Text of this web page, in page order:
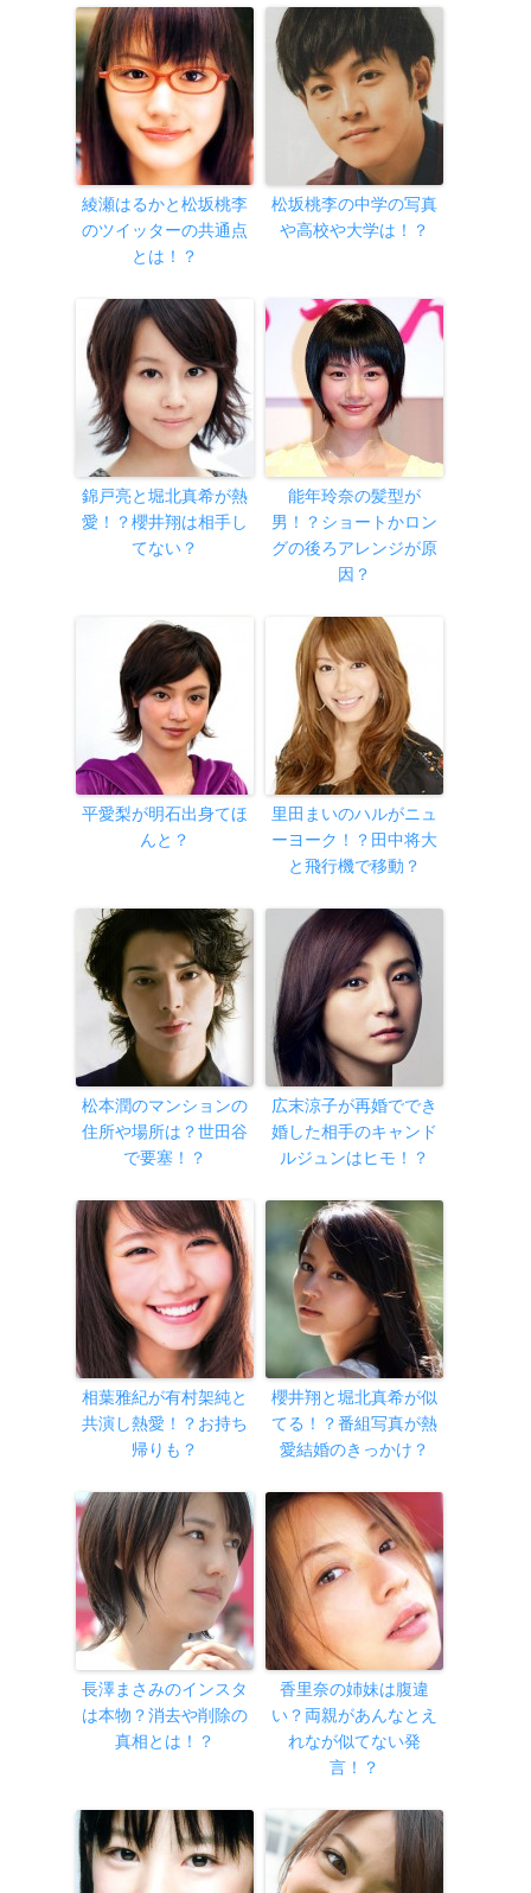
綾瀬はるかと松坂桃李
のツイッターの共通点
とは！？
松坂桃李の中学の写真
や高校や大学は！？
錦戸亮と堀北真希が熱
愛！？櫻井翔は相手し
てない？
能年玲奈の髪型が
男！？ショートかロン
グの後ろアレンジが原
因？
平愛梨が明石出身てほ
んと？
里田まいのハルがニュ
ーヨーク！？田中将大
と飛行機で移動？
松本潤のマンションの
住所や場所は？世田谷
で要塞！？
広末涼子が再婚ででき
婚した相手のキャンド
ルジュンはヒモ！？
相葉雅紀が有村架純と
共演し熱愛！？お持ち
帰りも？
櫻井翔と堀北真希が似
てる！？番組写真が熱
愛結婚のきっかけ？
長澤まさみのインスタ
は本物？消去や削除の
真相とは！？
香里奈の姉妹は腹違
い？両親があんなとえ
れなが似てない発
言！？